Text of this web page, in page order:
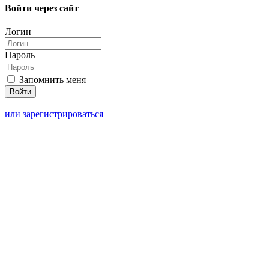
Войти через сайт
Логин
Пароль
Запомнить меня
или зарегистрироваться